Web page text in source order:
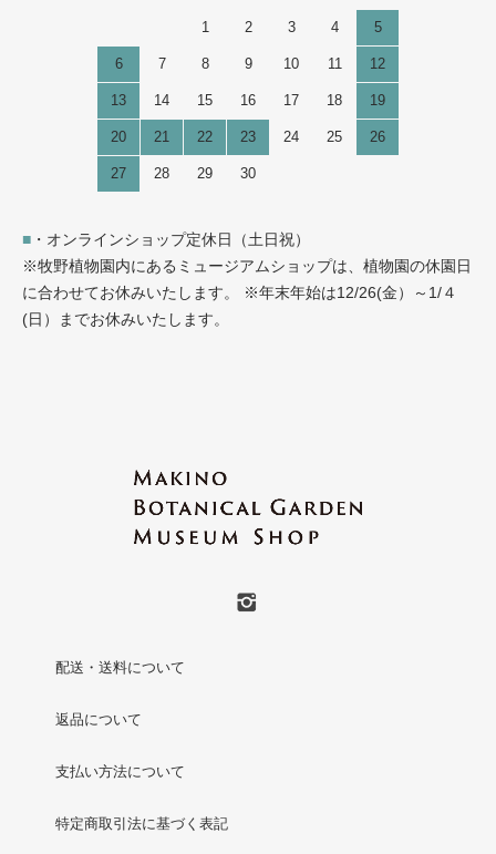
1 2 3 4 5
6 7 8 9 10 11 12
13 14 15 16 17 18 19
20 21 22 23 24 25 26
27 28 29 30
■ ・オンラインショップ定休日（土日祝）
※牧野植物園内にあるミュージアムショップは、植物園の休園日
に合わせてお休みいたします。 ※年末年始は12/26(金）～1/４
(日）までお休みいたします。
配送・送料について
返品について
支払い方法について
特定商取引法に基づく表記